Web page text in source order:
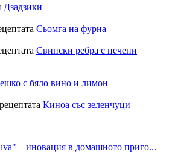
Дзадзики
Сьомга на фурна
Свински ребра с печени
с бяло вино и лимон
Киноа със зеленчуци
– иновация в домашното приго...